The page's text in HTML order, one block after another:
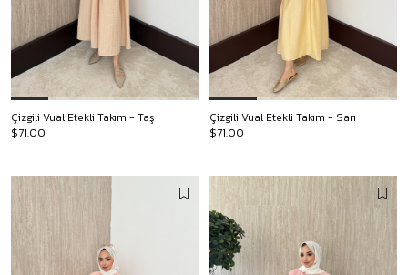
Çizgili Vual Etekli Takım - Taş
$71.00
Çizgili Vual Etekli Takım - Sarı
$71.00